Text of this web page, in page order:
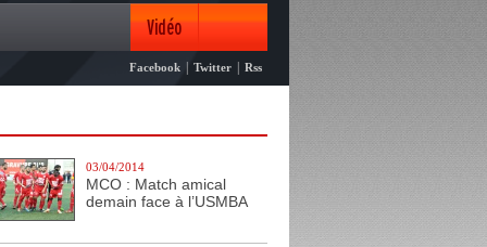
Vidéo
Photo
Facebook Twitter Rss
03/04/2014
MCO : Match amical
demain face à l’USMBA